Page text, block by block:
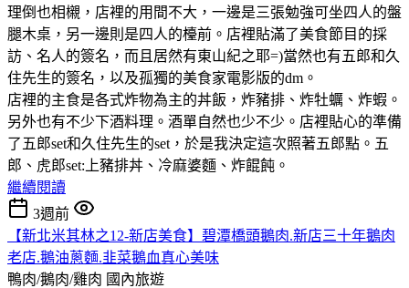
理倒也相櫬，店裡的用間不大，一邊是三張勉強可坐四人的盤
腿木桌，另一邊則是四人的檯前。店裡貼滿了美食節目的採
訪、名人的簽名，而且居然有東山紀之耶=)當然也有五郎和久
住先生的簽名，以及孤獨的美食家電影版的dm。
店裡的主食是各式炸物為主的丼飯，炸豬排、炸牡蠣、炸蝦。
另外也有不少下酒料理。酒單自然也少不少。店裡貼心的準備
了五郎set和久住先生的set，於是我決定這次照著五郎點。五
郎、虎郎set:上豬排丼、冷麻婆麵、炸餛飩。
繼續閱讀
3週前
【新北米其林之12-新店美食】碧潭橋頭鵝肉.新店三十年鵝肉
老店.鵝油蔥麵.韭菜鵝血真心美味
鴨肉/鵝肉/雞肉 國內旅遊